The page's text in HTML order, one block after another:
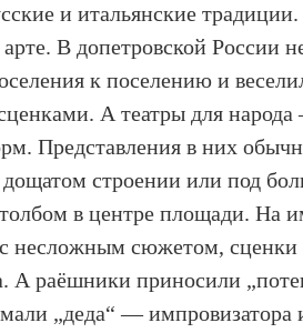
и итальянские
В допетровской России
к поселению и
А театры для
Представления в них
строении или под
в центре площади. На
с несложным сюжетом,
А раёшники приносили
„деда“ — импровизатора